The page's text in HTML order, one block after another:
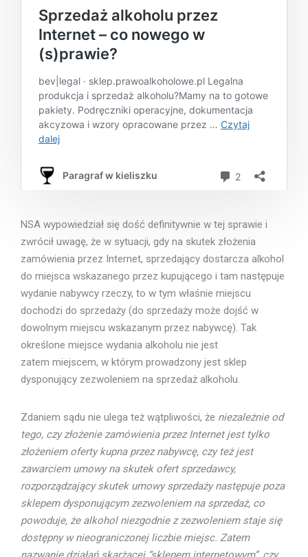
NSA wypowiedział się dość definitywnie w tej sprawie i
zwrócił uwagę, że w sytuacji, gdy na skutek złożenia
zamówienia przez Internet, sprzedający dostarcza alkohol
do miejsca wskazanego przez kupującego i tam następuje
wydanie nabywcy rzeczy, to w tym właśnie miejscu
dochodzi do sprzedaży (do sprzedaży może dojść w
dowolnym miejscu wskazanym przez nabywcę). Tak
określone miejsce wydania alkoholu nie jest
zatem miejscem, w którym prowadzony jest sklep
dysponujący zezwoleniem na sprzedaż alkoholu.
Zdaniem sądu nie ulega też wątpliwości, że niezależnie od
tego, czy złożenie zamówienia przez Internet jest tylko
złożeniem oferty kupna przez nabywcę, czy też jest
zawarciem umowy na skutek ofert sprzedawcy,
rozporządzający skutek umowy sprzedaży następuje poza
sklepem dysponującym zezwoleniem na sprzedaż, co
powoduje, że alkohol niezgodnie z zezwoleniem staje się
dostępny w nieograniczonej liczbie miejsc. Zatem